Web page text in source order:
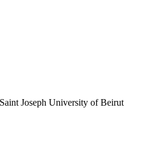
Joseph University of Beirut